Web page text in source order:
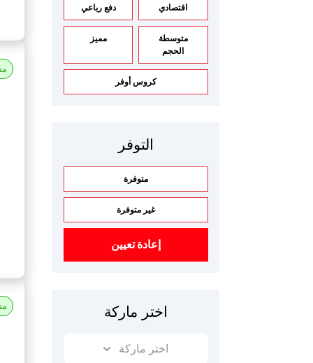
اقتصادي دفع رباعي
متوسطة
الحجم
مميز
كروس أوفر
التوفر
متوفرة
غير متوفرة
إعادة تعيين
اختر ماركة
اختر ماركة